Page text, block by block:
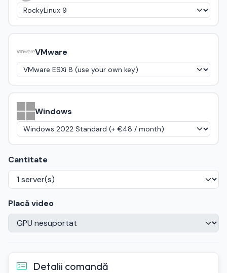
VMware
Windows
Cantitate
Placă video
Detalii comandă